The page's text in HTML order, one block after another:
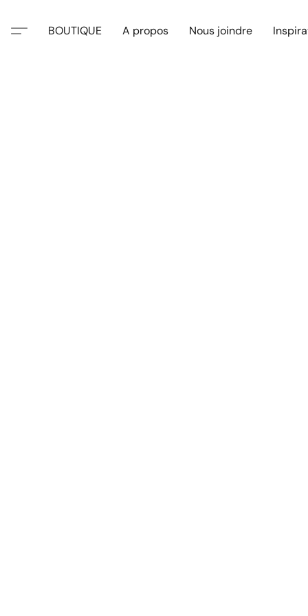
BOUTIQUE A propos Nous joindre